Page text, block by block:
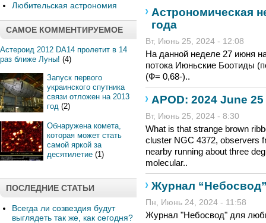
Любительская астрономия
САМОЕ КОММЕНТИРУЕМОЕ
Астероид 2012 DA14 пролетит в 14
раз ближе Луны! (4)
Запуск первого
украинского спутника
связи отложен на 2013
год (2)
Обнаружена комета,
которая может стать
самой яркой за
десятилетие (1)
ПОСЛЕДНИЕ СТАТЬИ
Всегда ли созвездия будут
выглядеть так же, как сегодня?
Астрономическая
года
Вт, Июнь 25, 2024 - 12:08
На данной неделе 27 июня
потока Июньские Боотиды
(Ф= 0,68-)..
APOD: 2024 June
Вт, Июнь 25, 2024 - 8:30
What is that strange brown
cluster NGC 4372, observers
nearby running about three
molecular..
Журнал
Пн, Июнь 24, 2024 - 11:58
Журнал "Небосвод" для